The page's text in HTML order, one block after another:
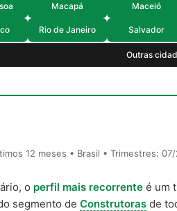
Macapá Maceió
Rio de Janeiro Salvador
Outras
12 meses • Brasil • Trimestres:
o perfil mais recorrente é um
segmento de Construtoras de